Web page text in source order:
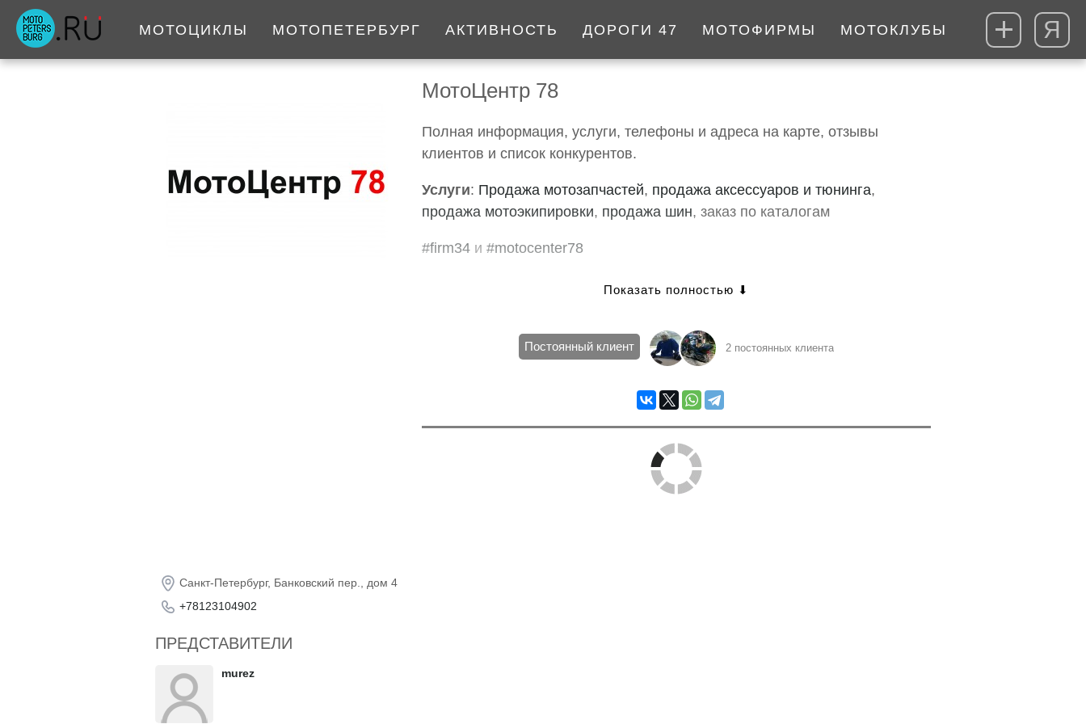
Я
ДОРОГИ 47 МОТОФИРМЫ
МОТОЦИКЛЫ МОТОПЕТЕРБУРГ АКТИВНОСТЬ МОТОКЛУБЫ
МотоЦентр 78
Полная информация, услуги, телефоны и адреса на карте, отзывы
клиентов и список конкурентов.
Услуги: Продажа мотозапчастей, продажа аксессуаров и тюнинга,
продажа мотоэкипировки, продажа шин, заказ по каталогам
#firm34 и #motocenter78
Постоянный клиент 2 постоянных клиента
Санкт-Петербург, Банковский пер., дом 4
+78123104902
ПРЕДСТАВИТЕЛИ
murez